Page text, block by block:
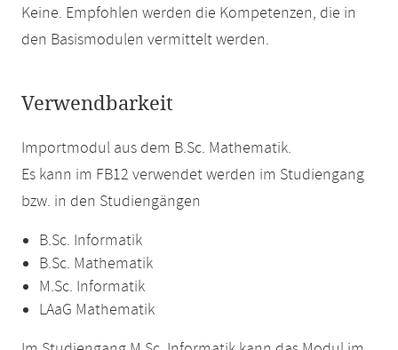
Keine. Empfohlen werden die Kompetenzen, die in
den Basismodulen vermittelt werden.
Verwendbarkeit
Importmodul aus dem B.Sc. Mathematik.
Es kann im FB12 verwendet werden im Studiengang
bzw. in den Studiengängen
B.Sc. Informatik
B.Sc. Mathematik
M.Sc. Informatik
LAaG Mathematik